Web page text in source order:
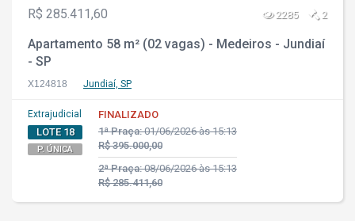
R$ 285.411,60 2285 2
Apartamento 58 m² (02 vagas) - Medeiros - Jundiaí
- SP
X124818 Jundiaí, SP
Extrajudicial
LOTE 18
P. ÚNICA
FINALIZADO
1ª Praça:01/06/2026 às 15:13
R$ 395.000,00
2ª Praça:08/06/2026 às 15:13
R$ 285.411,60